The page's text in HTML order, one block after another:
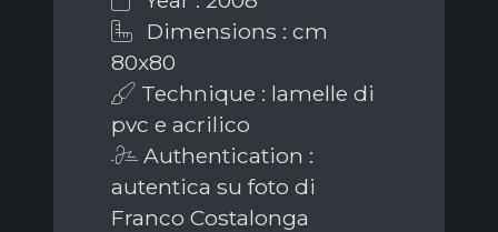
Dimensions : cm
80x80
Technique : lamelle di
pvc e acrilico
Authentication :
autentica su foto di
Franco Costalonga